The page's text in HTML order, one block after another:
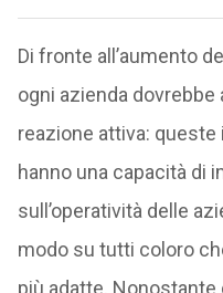
Di fronte all’aumento
ogni azienda
reazione attiva:
hanno una capacità di
sull’operatività delle
modo su tutti coloro
più adatte. Nonostante